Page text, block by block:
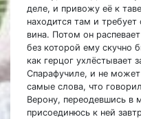
деле, и привожу её к
находится там и
вина. Потом он
без которой ему скучно
как герцог ухлёстывает
Спарафучиле, и не
самые слова, что
Верону, переодевшись в
присоединюсь к ней